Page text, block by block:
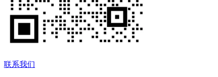
联系我们